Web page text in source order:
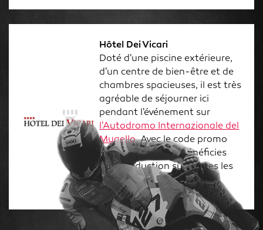
Hôtel Dei Vicari
Doté d'une piscine extérieure,
d'un centre de bien-être et de
chambres spacieuses, il est très
agréable de séjourner ici
pendant l'événement sur
l'Autodromo Internazionale del
Mugello. Avec le code promo
"Speer Racing", tu bénéficies
d'une réduction sur toutes les
chambres disponibles.